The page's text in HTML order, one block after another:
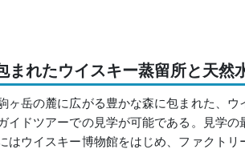
まれたウイスキー蒸留所と天然
ヶ岳の麓に広がる豊かな森に包まれた、
イドツアーでの見学が可能である。見学の
はウイスキー博物館をはじめ、ファクト